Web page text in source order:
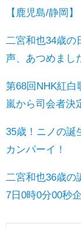
【鹿児島/静岡
二宮和也34歳の
声、あつめまし
第68回NHK紅白
嵐から司会者決
35歳！ニノの誕
カンパーイ！
二宮和也36歳の
7日0時0分00秒